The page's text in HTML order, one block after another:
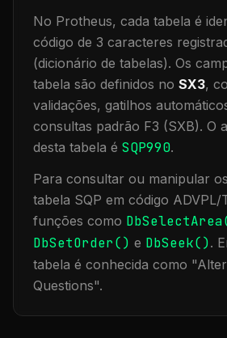
No Protheus, cada tabela é
código de 3 caracteres
(dicionário de tabelas). Os
tabela são definidos no SX3,
validações, gatilhos
consultas padrão F3 (SXB). O
desta tabela é SQP990.
Para consultar ou manipular
tabela SQP em código ADVPL/
funções como
DbSetOrder() e DbSeek().
tabela é conhecida como "
Questions".